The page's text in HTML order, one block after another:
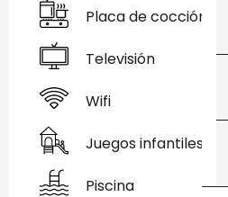
Placa de cocción
Televisión
Wifi
Juegos infantiles /
Piscina